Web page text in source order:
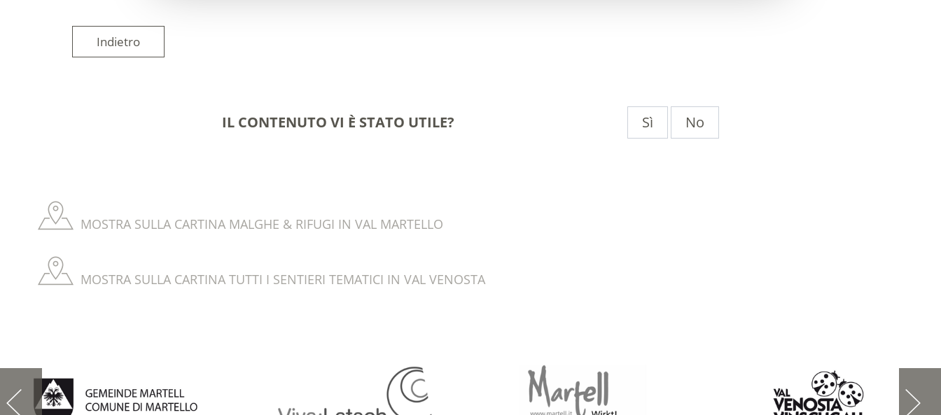
Indietro
IL CONTENUTO VI È STATO UTILE? Sì No
MOSTRA SULLA CARTINA MALGHE & RIFUGI IN VAL MARTELLO
MOSTRA SULLA CARTINA TUTTI I SENTIERI TEMATICI IN VAL VENOSTA